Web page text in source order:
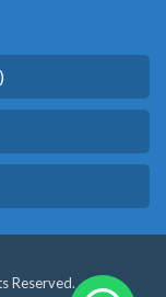
Reserved.